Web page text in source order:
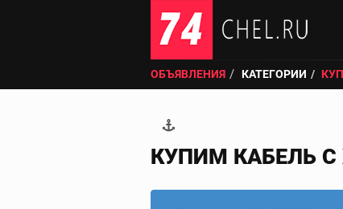
ОБЪЯВЛЕНИЯ КАТЕГОРИИ
КУПИМ КАБЕЛЬ С